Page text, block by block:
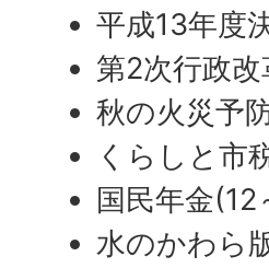
平成13年度
第2次行政改
秋の火災予
くらしと市
国民年金(12
水のかわら